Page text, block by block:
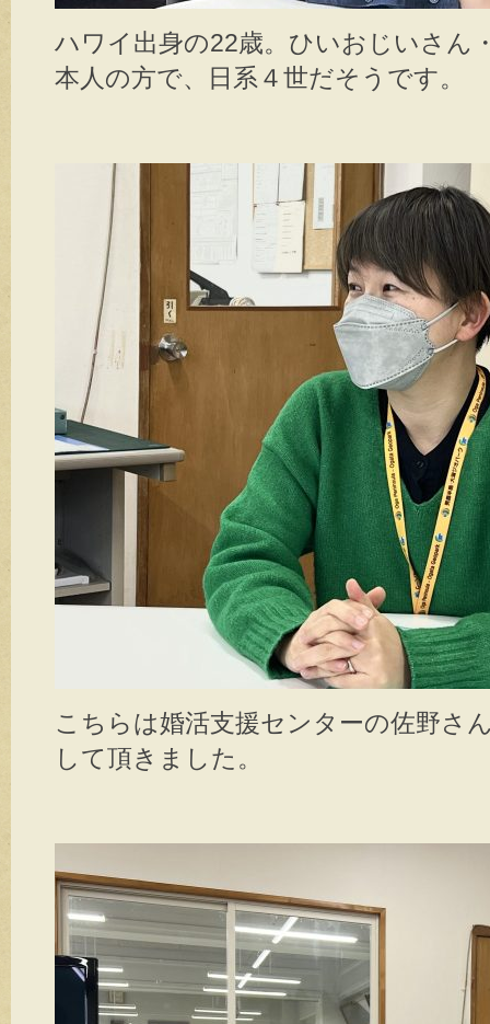
ハワイ出身の22歳。ひいおじいさん
本人の方で、日系４世だそうです。
こちらは婚活支援センターの佐野さ
して頂きました。